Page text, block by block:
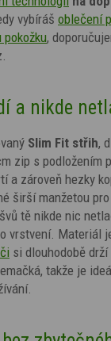
vybíráš oblečení
,
a nikde
Slim Fit střih,
zip s podložením
a zároveň hezky
širší manžetou
tě nikde nic
vrstvení. Materiál
si dlouhodobě
takže je